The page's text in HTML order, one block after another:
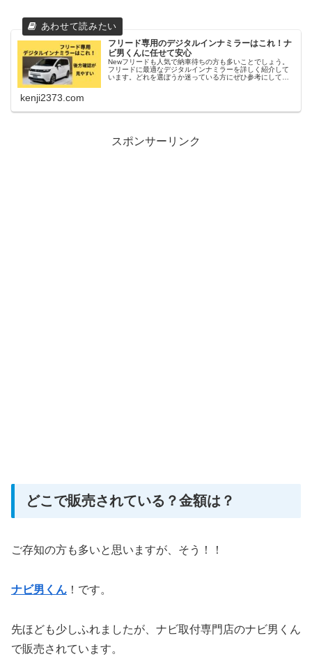
フリード専用のデジタルインナミラーはこれ！ナ
ビ男くんに任せて安心
Newフリードも人気で納車待ちの方も多いことでしょう。
フリードに最適なデジタルインナミラーを詳しく紹介して
います。どれを選ぼうか迷っている方にぜひ参考にしてい
kenji2373.com
スポンサーリンク
どこで販売されている？金額は？
ご存知の方も多いと思いますが、そう！！
ナビ男くん ！です。
先ほども少しふれましたが、ナビ取付専門店のナビ男くん
で販売されています。